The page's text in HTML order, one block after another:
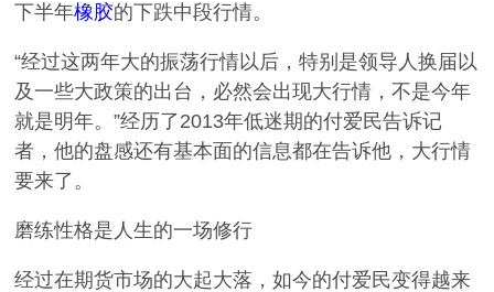
下半年橡胶的下跌中段行情。
“经过这两年大的振荡行情以后，特别是领导人换届以
及一些大政策的出台，必然会出现大行情，不是今年
就是明年。”经历了2013年低迷期的付爱民告诉记
者，他的盘感还有基本面的信息都在告诉他，大行情
要来了。
磨练性格是人生的一场修行
经过在期货市场的大起大落，如今的付爱民变得越来